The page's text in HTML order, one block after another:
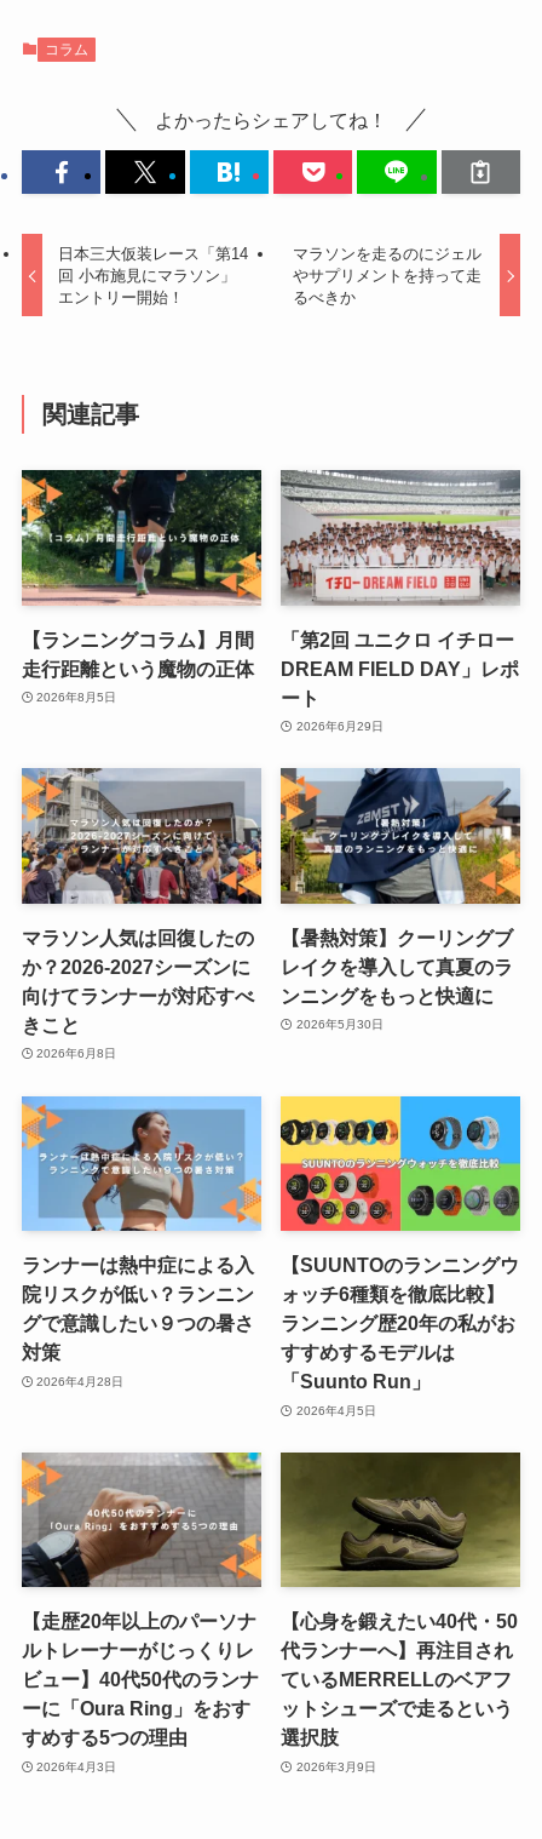
コラム
よかったらシェアしてね！
日本三大仮装レース「第14
回 小布施見にマラソン」
エントリー開始！
マラソンを走るのにジェル
やサプリメントを持って走
るべきか
関連記事
【ランニングコラム】月間
走行距離という魔物の正体
2026年8月5日
「第2回 ユニクロ イチロー
DREAM FIELD DAY」レポ
ート
2026年6月29日
マラソン人気は回復したの
か？2026-2027シーズンに
向けてランナーが対応すべ
きこと
2026年6月8日
【暑熱対策】クーリングブ
レイクを導入して真夏のラ
ンニングをもっと快適に
2026年5月30日
ランナーは熱中症による入
院リスクが低い？ランニン
グで意識したい９つの暑さ
対策
2026年4月28日
【SUUNTOのランニングウ
ォッチ6種類を徹底比較】
ランニング歴20年の私がお
すすめするモデルは
「Suunto Run」
2026年4月5日
【走歴20年以上のパーソナ
ルトレーナーがじっくりレ
ビュー】40代50代のランナ
ーに「Oura Ring」をおす
すめする5つの理由
2026年4月3日
【心身を鍛えたい40代・50
代ランナーへ】再注目され
ているMERRELLのベアフ
ットシューズで走るという
選択肢
2026年3月9日